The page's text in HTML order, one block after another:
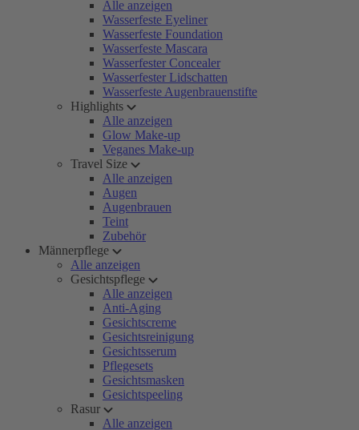
Alle anzeigen
Wasserfeste Eyeliner
Wasserfeste Foundation
Wasserfeste Mascara
Wasserfester Concealer
Wasserfester Lidschatten
Wasserfeste Augenbrauenstifte
Highlights
Alle anzeigen
Glow Make-up
Veganes Make-up
Travel Size
Alle anzeigen
Augen
Augenbrauen
Teint
Zubehör
Männerpflege
Alle anzeigen
Gesichtspflege
Alle anzeigen
Anti-Aging
Gesichtscreme
Gesichtsreinigung
Gesichtsserum
Pflegesets
Gesichtsmasken
Gesichtspeeling
Rasur
Alle anzeigen